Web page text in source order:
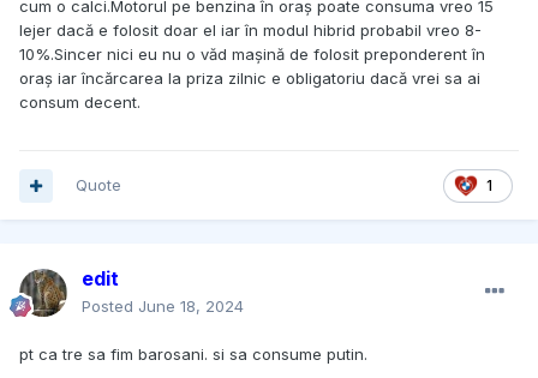
cum o calci.Motorul pe benzina în oraș poate consuma vreo 15
lejer dacă e folosit doar el iar în modul hibrid probabil vreo 8-
10%.Sincer nici eu nu o văd mașină de folosit preponderent în
oraș iar încărcarea la priza zilnic e obligatoriu dacă vrei sa ai
consum decent.
1
Quote
edit
Posted June 18, 2024
pt ca tre sa fim barosani. si sa consume putin.